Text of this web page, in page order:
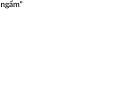
ngẩm"